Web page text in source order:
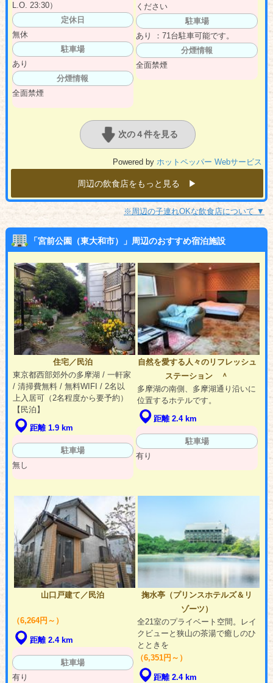
L.O. 23:30）
定休日
無休
駐車場
あり
分煙情報
全面禁煙
ください
駐車場
あり ：71台駐車可能です。
分煙情報
全面禁煙
次の４件を見る
Powered by ホットペッパー Webサービス
周辺の飲食店をもっと見る ▶︎
※周辺の子連れOKな飲食店について ▼
「宮前公園（東大和市）」周辺のおすすめ宿泊施設
住宅／民泊
東京都西部郊外の多摩湖 / 一軒家
/ 清掃費無料 / 無料WIFI / 2名以
上入居可（2名程度から要予約）
【民泊】
距離 1.9 km
駐車場
無し
自然を愛する人々のリフレッシュ
ステーション ＾
多摩湖の南側、多摩湖通り沿いに
位置するホテルです。
距離 2.4 km
駐車場
有り
山口戸建て／民泊
（6,264円～）
距離 2.4 km
駐車場
有り
掬水亭（プリンスホテルズ＆リ
ゾーツ）
全21室のプライベート空間。レイ
クビューと狭山の茶湯で癒しのひ
とときを
（6,351円～）
距離 2.4 km